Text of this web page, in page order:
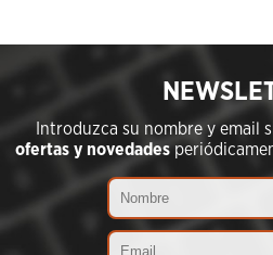
Introduzca su nombre y email
ofertas y novedades